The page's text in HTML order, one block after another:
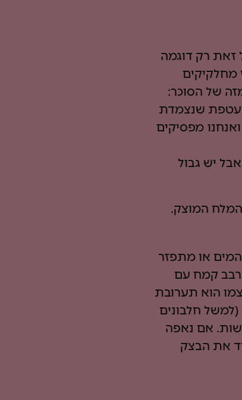
זאת רק דוגמה
מחלקיקים
של הסוכר:
מעטפת שנצמדת
מפסיקים
יש גבול
המוצק.
או מתפזר
קמח עם
הוא תערובת
(למשל חלבונים
אם נאפה
את הבצק